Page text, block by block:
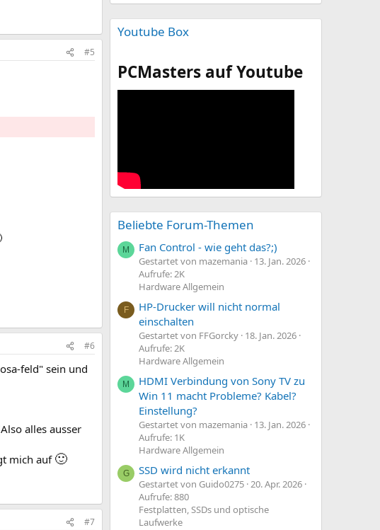
#5
#6
feld" sein und
alles ausser
mich auf 🙂
#7
Youtube Box
PCMasters auf Youtube
Beliebte Forum-Themen
M Fan Control - wie geht das?;)
Gestartet von mazemania 13. Jan. 2026
Aufrufe: 2K
Hardware Allgemein
F
HP-Drucker will nicht normal
einschalten
Gestartet von FFGorcky 18. Jan. 2026
Aufrufe: 2K
Hardware Allgemein
M
HDMI Verbindung von Sony TV zu
Win 11 macht Probleme? Kabel?
Einstellung?
Gestartet von mazemania 13. Jan. 2026
Aufrufe: 1K
Hardware Allgemein
G SSD wird nicht erkannt
Gestartet von Guido0275 20. Apr. 2026
Aufrufe: 880
Festplatten, SSDs und optische
Laufwerke